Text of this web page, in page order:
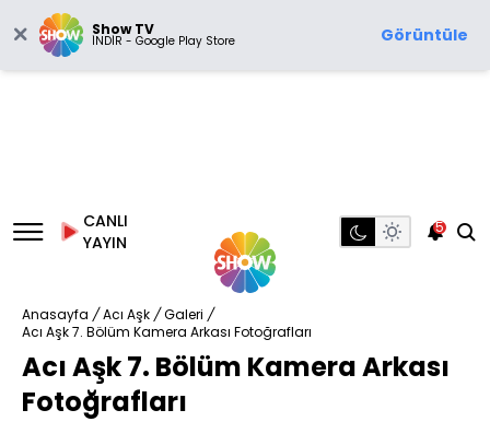
Show TV
İNDİR - Google Play Store Görüntüle
CANLI
YAYIN
5
Anasayfa / Acı Aşk / Galeri /
Acı Aşk 7. Bölüm Kamera Arkası Fotoğrafları
Acı Aşk 7. Bölüm Kamera Arkası
Fotoğrafları